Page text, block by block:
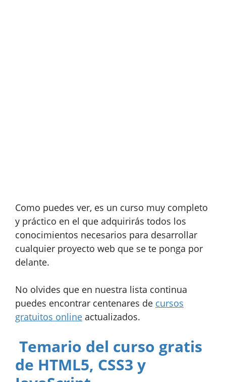
Como puedes ver, es un curso muy completo
y práctico en el que adquirirás todos los
conocimientos necesarios para desarrollar
cualquier proyecto web que se te ponga por
delante.
No olvides que en nuestra lista continua
puedes encontrar centenares de cursos
gratuitos online actualizados.
Temario del curso gratis
de HTML5, CSS3 y